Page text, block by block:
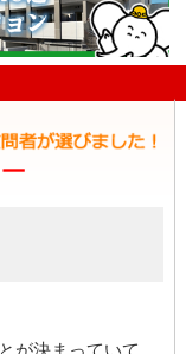
決まっていて、